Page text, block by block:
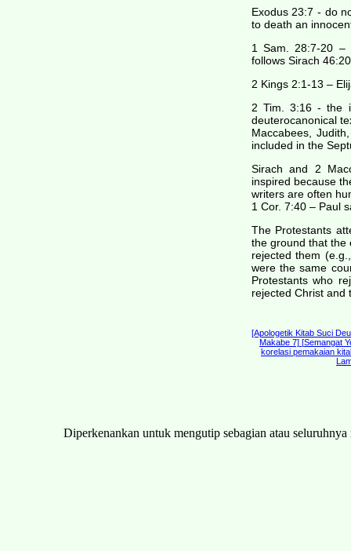
Exodus 23:7 - do
to death an
1 Sam. 28:7-20 –
follows Sirach
2 Kings 2:1-13 –
2 Tim. 3:16 - the
deuterocanonical
Maccabees,
included in the
Sirach and 2
inspired because
writers are often
1 Cor. 7:40 – Paul
The Protestants
the ground that the
rejected them
were the same
Protestants who
rejected Christ and
[Apologetik Kitab Suci
Makabe 7] [Semangat
korelasi pemakaian
Diperkenankan untuk mengutip sebagian atau